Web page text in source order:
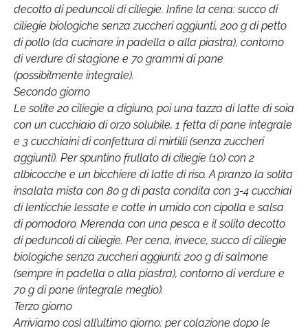
decotto di peduncoli di ciliegie. Infine la cena: succo di
ciliegie biologiche senza zuccheri aggiunti, 200 g di petto
di pollo (da cucinare in padella o alla piastra), contorno
di verdure di stagione e 70 grammi di pane
(possibilmente integrale).
Secondo giorno
Le solite 20 ciliegie a digiuno, poi una tazza di latte di soia
con un cucchiaio di orzo solubile, 1 fetta di pane integrale
e 3 cucchiaini di confettura di mirtilli (senza zuccheri
aggiunti). Per spuntino frullato di ciliegie (10) con 2
albicocche e un bicchiere di latte di riso. A pranzo la solita
insalata mista con 80 g di pasta condita con 3-4 cucchiai
di lenticchie lessate e cotte in umido con cipolla e salsa
di pomodoro. Merenda con una pesca e il solito decotto
di peduncoli di ciliegie. Per cena, invece, succo di ciliegie
biologiche senza zuccheri aggiunti; 200 g di salmone
(sempre in padella o alla piastra), contorno di verdure e
70 g di pane (integrale meglio).
Terzo giorno
Arriviamo così all’ultimo giorno: per colazione dopo le